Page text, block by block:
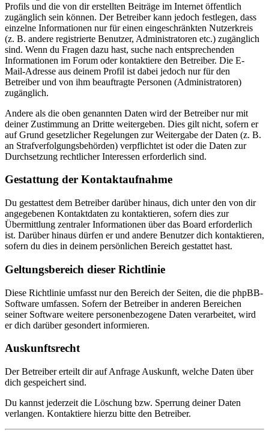
Profils und die von dir erstellten Beiträge im Internet öffentlich
zugänglich sein können. Der Betreiber kann jedoch festlegen, dass
einzelne Informationen nur für einen eingeschränkten Nutzerkreis
(z. B. andere registrierte Benutzer, Administratoren etc.) zugänglich
sind. Wenn du Fragen dazu hast, suche nach entsprechenden
Informationen im Forum oder kontaktiere den Betreiber. Die E-
Mail-Adresse aus deinem Profil ist dabei jedoch nur für den
Betreiber und von ihm beauftragte Personen (Administratoren)
zugänglich.
Andere als die oben genannten Daten wird der Betreiber nur mit
deiner Zustimmung an Dritte weitergeben. Dies gilt nicht, sofern er
auf Grund gesetzlicher Regelungen zur Weitergabe der Daten (z. B.
an Strafverfolgungsbehörden) verpflichtet ist oder die Daten zur
Durchsetzung rechtlicher Interessen erforderlich sind.
Gestattung der Kontaktaufnahme
Du gestattest dem Betreiber darüber hinaus, dich unter den von dir
angegebenen Kontaktdaten zu kontaktieren, sofern dies zur
Übermittlung zentraler Informationen über das Board erforderlich
ist. Darüber hinaus dürfen er und andere Benutzer dich kontaktieren,
sofern du dies in deinem persönlichen Bereich gestattet hast.
Geltungsbereich dieser Richtlinie
Diese Richtlinie umfasst nur den Bereich der Seiten, die die phpBB-
Software umfassen. Sofern der Betreiber in anderen Bereichen
seiner Software weitere personenbezogene Daten verarbeitet, wird
er dich darüber gesondert informieren.
Auskunftsrecht
Der Betreiber erteilt dir auf Anfrage Auskunft, welche Daten über
dich gespeichert sind.
Du kannst jederzeit die Löschung bzw. Sperrung deiner Daten
verlangen. Kontaktiere hierzu bitte den Betreiber.